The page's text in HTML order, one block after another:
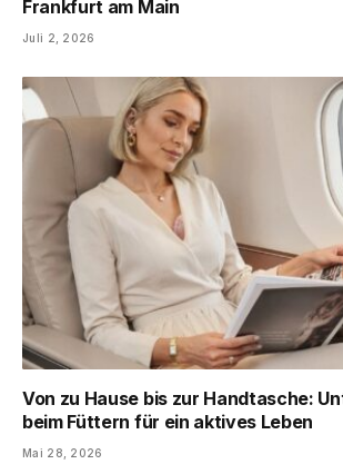
Frankfurt am Main
Juli 2, 2026
Von zu Hause bis zur Handtasche:
beim Füttern für ein aktives Leben
Mai 28, 2026